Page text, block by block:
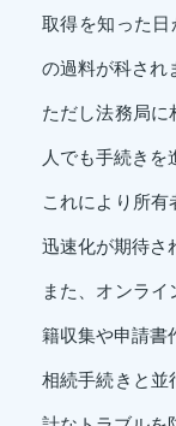
取得を知った
の過料が科され
ただし法務局に
人でも手続きを
これにより所
迅速化が期待さ
また、オンラ
籍収集や申請書
相続手続きと並